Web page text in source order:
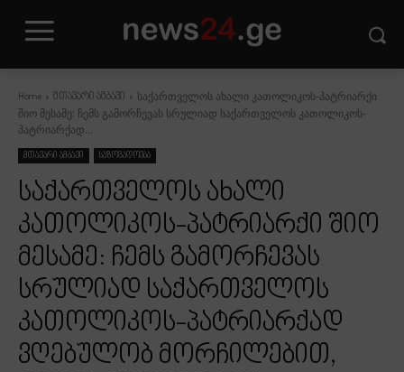
Home მთავარი ამბავი
საქართველოს ახალი კათოლიკოს-პატრიარქი
შიო მესამე: ჩემს გამორჩევას სრულიად საქართველოს კათოლიკოს-
პატრიარქად...
მთავარი ამბავი საზოგადოება
საქართველოს ახალი
კათოლიკოს-პატრიარქი შიო
მესამე: ჩემს გამორჩევას
სრულიად საქართველოს
კათოლიკოს-პატრიარქად
ვღებულობ მორჩილებით,